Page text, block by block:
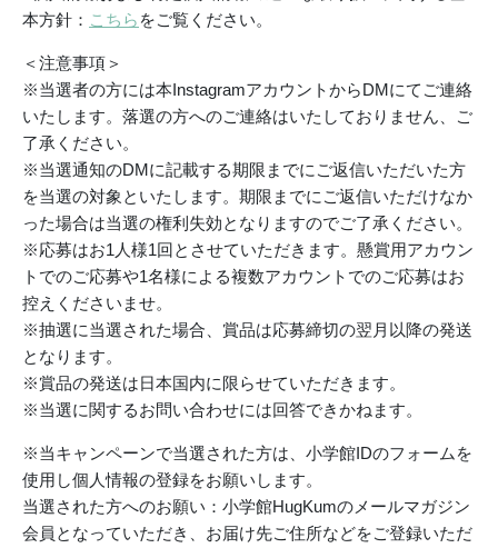
本方針： こちら をご覧ください。
＜注意事項＞
※当選者の方には本InstagramアカウントからDMにてご連絡
いたします。 落選の方へのご連絡はいたしておりません、ご
了承ください。
※当選通知のDMに記載する期限までにご返信いただいた方
を当選の対象といたします。期限までにご返信いただけなか
った場合は当選の権利失効となりますのでご了承ください。
※応募はお1人様1回とさせていただきます。懸賞用アカウン
トでのご応募や1名様による複数アカウントでのご応募はお
控えくださいませ。
※抽選に当選された場合、賞品は応募締切の翌月以降の発送
となります。
※賞品の発送は日本国内に限らせていただきます。
※当選に関するお問い合わせには回答できかねます。
※当キャンペーンで当選された方は、小学館IDのフォームを
使用し個人情報の登録をお願いします。
当選された方へのお願い：小学館HugKumのメールマガジン
会員となっていただき、お届け先ご住所などをご登録いただ